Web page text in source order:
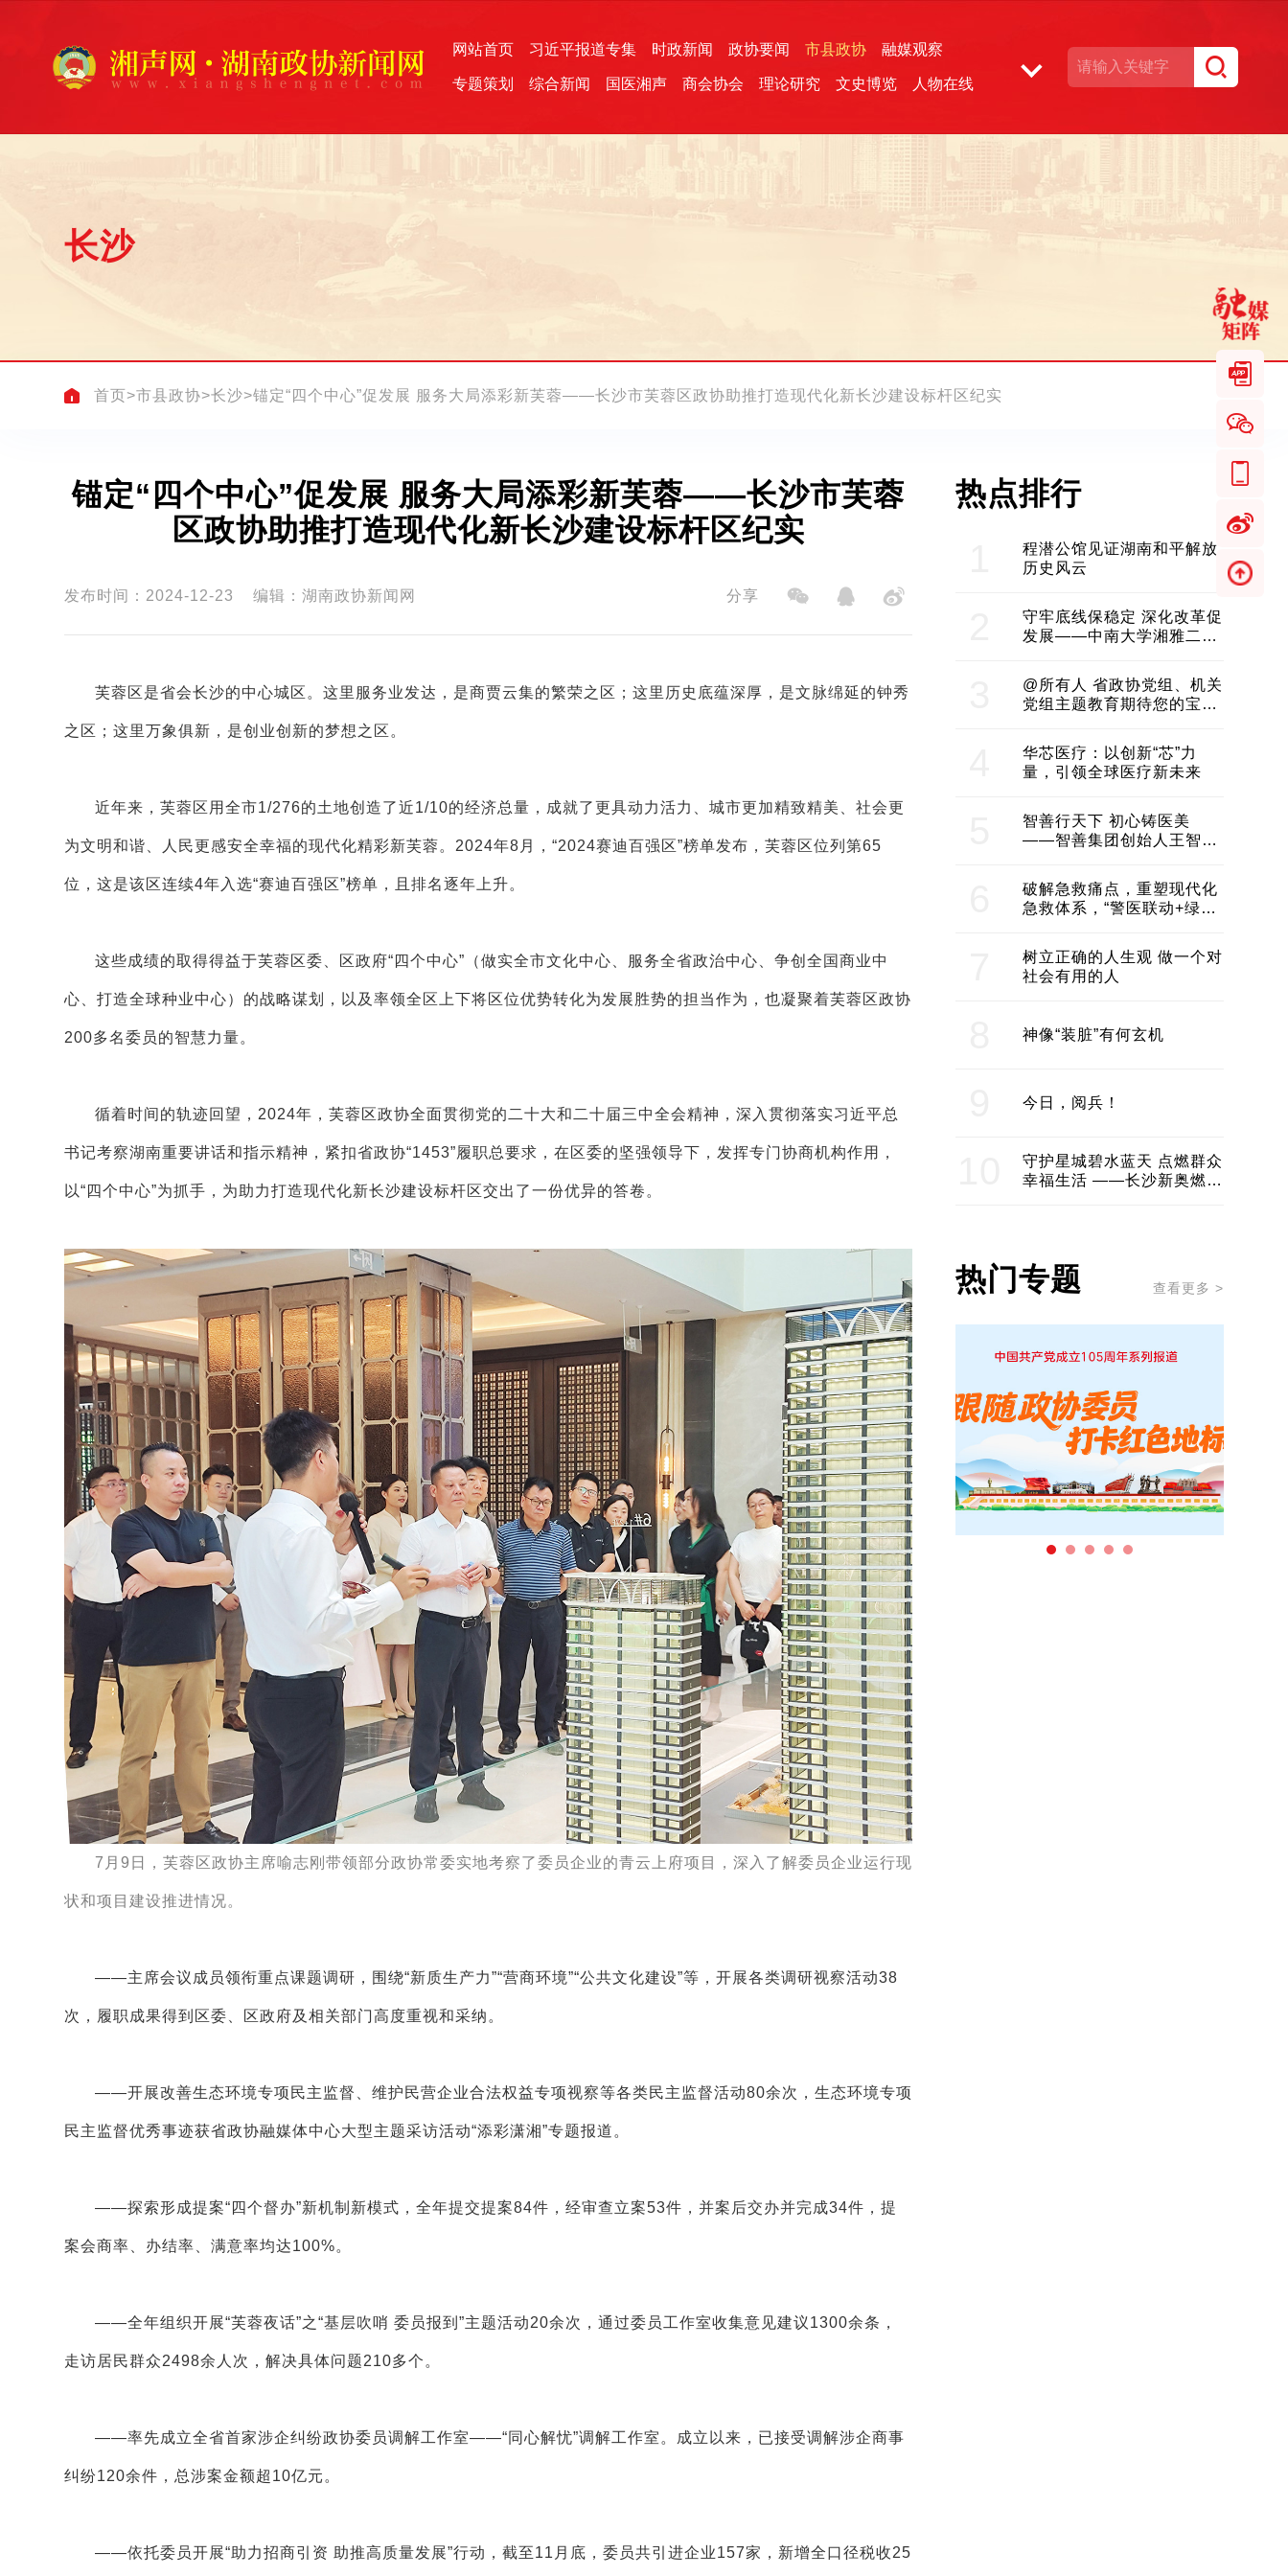
网站首页 习近平报道专集 时政新闻 政协要闻 市县政协 融媒观察
专题策划 综合新闻 国医湘声 商会协会 理论研究 文史博览 人物在线
长沙
首页>市县政协>长沙> 锚定“四个中心”促发展 服务大局添彩新芙蓉——长沙市芙蓉区政协助推打造现代化新长沙建设标杆区纪实
锚定“四个中心”促发展 服务大局添彩新芙蓉——长沙市芙蓉
区政协助推打造现代化新长沙建设标杆区纪实
发布时间：2024-12-23 编辑：湖南政协新闻网 分享
芙蓉区是省会长沙的中心城区。这里服务业发达，是商贾云集的繁荣之区；这里历史底蕴深厚，是文脉绵延的钟秀
之区；这里万象俱新，是创业创新的梦想之区。
近年来，芙蓉区用全市1/276的土地创造了近1/10的经济总量，成就了更具动力活力、城市更加精致精美、社会更
为文明和谐、人民更感安全幸福的现代化精彩新芙蓉。2024年8月，“2024赛迪百强区”榜单发布，芙蓉区位列第65
位，这是该区连续4年入选“赛迪百强区”榜单，且排名逐年上升。
这些成绩的取得得益于芙蓉区委、区政府“四个中心”（做实全市文化中心、服务全省政治中心、争创全国商业中
心、打造全球种业中心）的战略谋划，以及率领全区上下将区位优势转化为发展胜势的担当作为，也凝聚着芙蓉区政协
200多名委员的智慧力量。
循着时间的轨迹回望，2024年，芙蓉区政协全面贯彻党的二十大和二十届三中全会精神，深入贯彻落实习近平总
书记考察湖南重要讲话和指示精神，紧扣省政协“1453”履职总要求，在区委的坚强领导下，发挥专门协商机构作用，
以“四个中心”为抓手，为助力打造现代化新长沙建设标杆区交出了一份优异的答卷。
7月9日，芙蓉区政协主席喻志刚带领部分政协常委实地考察了委员企业的青云上府项目，深入了解委员企业运行现
状和项目建设推进情况。
——主席会议成员领衔重点课题调研，围绕“新质生产力”“营商环境”“公共文化建设”等，开展各类调研视察活动38
次，履职成果得到区委、区政府及相关部门高度重视和采纳。
——开展改善生态环境专项民主监督、维护民营企业合法权益专项视察等各类民主监督活动80余次，生态环境专项
民主监督优秀事迹获省政协融媒体中心大型主题采访活动“添彩潇湘”专题报道。
——探索形成提案“四个督办”新机制新模式，全年提交提案84件，经审查立案53件，并案后交办并完成34件，提
案会商率、办结率、满意率均达100%。
——全年组织开展“芙蓉夜话”之“基层吹哨 委员报到”主题活动20余次，通过委员工作室收集意见建议1300余条，
走访居民群众2498余人次，解决具体问题210多个。
——率先成立全省首家涉企纠纷政协委员调解工作室——“同心解忧”调解工作室。成立以来，已接受调解涉企商事
纠纷120余件，总涉案金额超10亿元。
——依托委员开展“助力招商引资 助推高质量发展”行动，截至11月底，委员共引进企业157家，新增全口径税收25
热点排行
程潜公馆见证湖南和平解放
历史风云
守牢底线保稳定 深化改革促
发展——中南大学湘雅二医
@所有人 省政协党组、机关
党组主题教育期待您的宝贵
华芯医疗：以创新“芯”力
量，引领全球医疗新未来
智善行天下 初心铸医美
——智善集团创始人王智带
建医美产业良性生态圈
破解急救痛点，重塑现代化
急救体系，“警医联动+绿波
树立正确的人生观 做一个对
社会有用的人
神像“装脏”有何玄机
今日，阅兵！
守护星城碧水蓝天 点燃群众
幸福生活 ——长沙新奥燃气
热门专题 查看更多 >